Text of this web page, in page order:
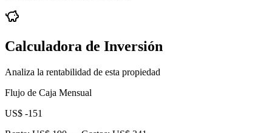
Calculadora de Inversión
Analiza la rentabilidad de esta propiedad
Flujo de Caja Mensual
US$ -151